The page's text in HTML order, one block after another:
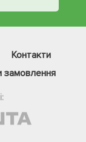
Контакти
замовлення